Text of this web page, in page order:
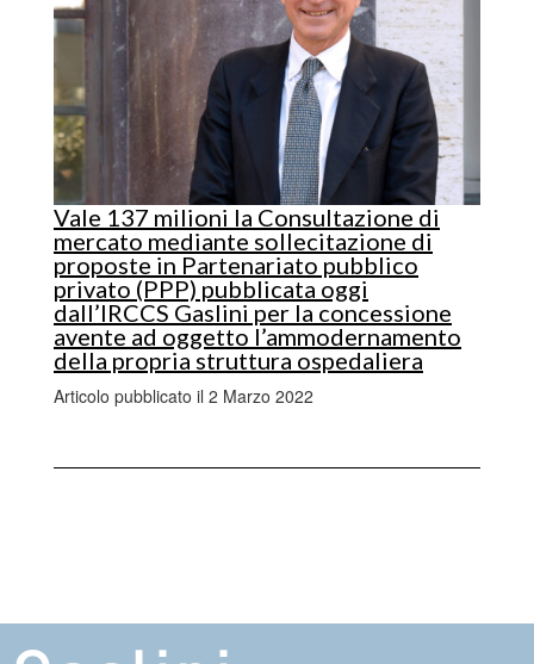
Vale 137 milioni la Consultazione di
mercato mediante sollecitazione di
proposte in Partenariato pubblico
privato (PPP) pubblicata oggi
dall’IRCCS Gaslini per la concessione
avente ad oggetto l’ammodernamento
della propria struttura ospedaliera
Articolo pubblicato il 2 Marzo 2022